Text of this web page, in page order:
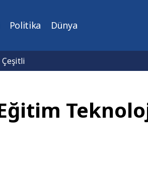
Politika Dünya
Çeşitli